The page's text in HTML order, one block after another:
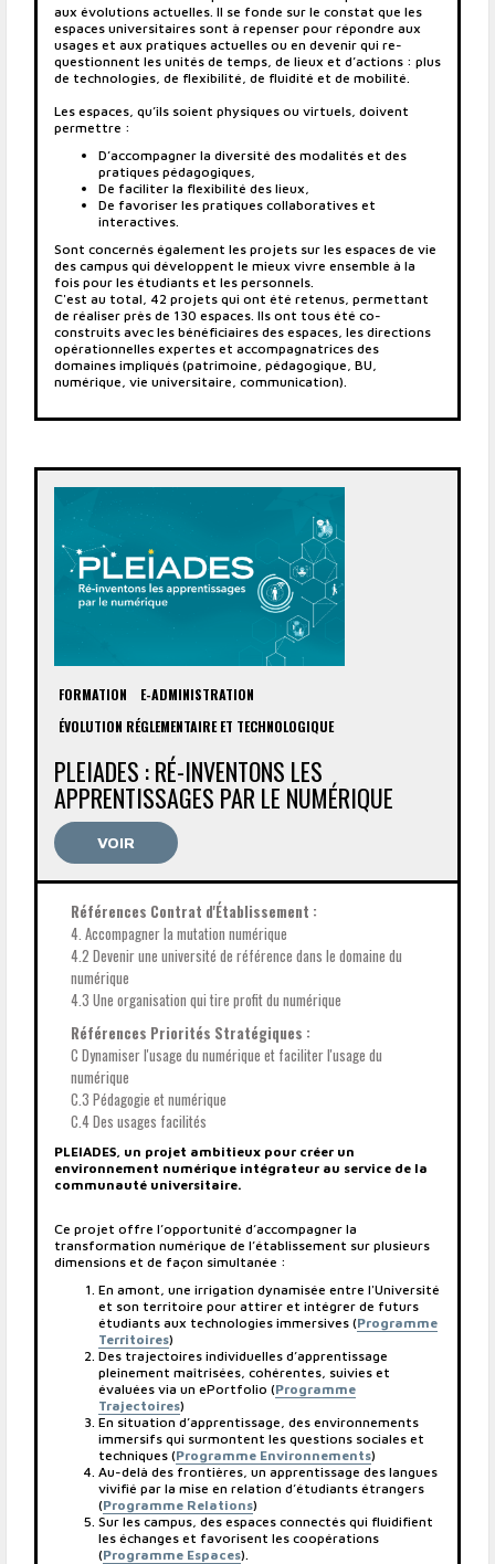
aux évolutions actuelles. Il se fonde sur le constat que les
espaces universitaires sont à repenser pour répondre aux
usages et aux pratiques actuelles ou en devenir qui re-
questionnent les unités de temps, de lieux et d’actions : plus
de technologies, de flexibilité, de fluidité et de mobilité.
Les espaces, qu’ils soient physiques ou virtuels, doivent
permettre :
D’accompagner la diversité des modalités et des
pratiques pédagogiques,
De faciliter la flexibilité des lieux,
De favoriser les pratiques collaboratives et
interactives.
Sont concernés également les projets sur les espaces de vie
des campus qui développent le mieux vivre ensemble à la
fois pour les étudiants et les personnels.
C'est au total, 42 projets qui ont été retenus, permettant
de réaliser près de 130 espaces. Ils ont tous été co-
construits avec les bénéficiaires des espaces, les directions
opérationnelles expertes et accompagnatrices des
domaines impliqués (patrimoine, pédagogique, BU,
numérique, vie universitaire, communication).
FORMATION
E-ADMINISTRATION
ÉVOLUTION RÉGLEMENTAIRE ET TECHNOLOGIQUE
PLEIADES : RÉ-INVENTONS LES
APPRENTISSAGES PAR LE NUMÉRIQUE
VOIR
Références Contrat d'Établissement :
4. Accompagner la mutation numérique
4.2 Devenir une université de référence dans le domaine du
numérique
4.3 Une organisation qui tire profit du numérique
Références Priorités Stratégiques :
C Dynamiser l'usage du numérique et faciliter l'usage du
numérique
C.3 Pédagogie et numérique
C.4 Des usages facilités
PLEIADES, un projet ambitieux pour créer un
environnement numérique intégrateur au service de la
communauté universitaire.
Ce projet offre l’opportunité d’accompagner la
transformation numérique de l’établissement sur plusieurs
dimensions et de façon simultanée :
En amont, une irrigation dynamisée entre l'Université
et son territoire pour attirer et intégrer de futurs
étudiants aux technologies immersives (Programme
Territoires)
Des trajectoires individuelles d’apprentissage
pleinement maîtrisées, cohérentes, suivies et
évaluées via un ePortfolio (Programme
Trajectoires)
En situation d’apprentissage, des environnements
immersifs qui surmontent les questions sociales et
techniques (Programme Environnements)
Au-delà des frontières, un apprentissage des langues
vivifié par la mise en relation d’étudiants étrangers
(Programme Relations)
Sur les campus, des espaces connectés qui fluidifient
les échanges et favorisent les coopérations
(Programme Espaces).